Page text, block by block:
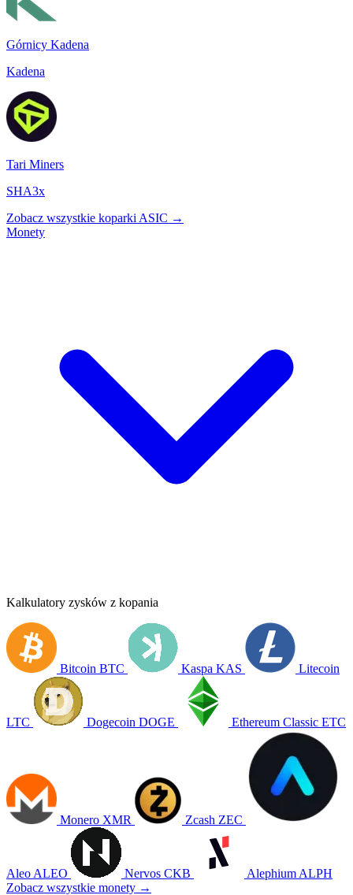
Górnicy Kadena
Kadena
Tari Miners
SHA3x
Zobacz wszystkie koparki ASIC →
Monety
Kalkulatory zysków z kopania
Bitcoin BTC Kaspa KAS Litecoin
LTC Dogecoin DOGE Ethereum Classic ETC
Monero XMR Zcash ZEC
Aleo ALEO Nervos CKB Alephium ALPH
Zobacz wszystkie monety →